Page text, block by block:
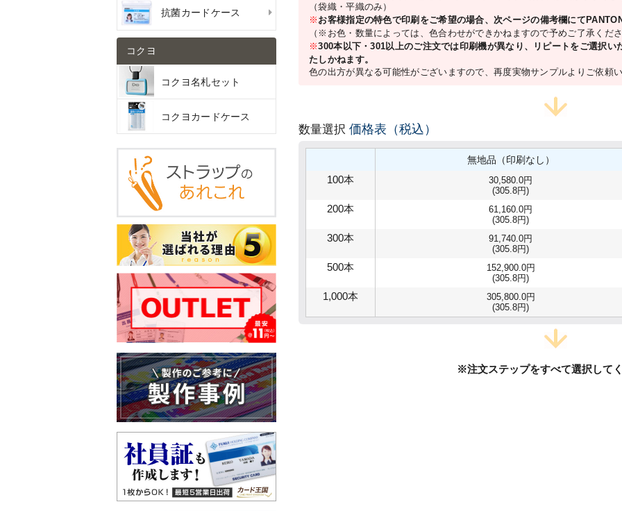
抗菌カードケース
コクヨ
コクヨ名札セット
コクヨカードケース
（袋織・平織のみ）
※ お客様指定の特色で印刷をご希望の場合、次ページの備考欄にて
（※お色・数量によっては、色合わせができかねますので予めご了承くだ
※300本以下・301以上のご注文では印刷機が異なり、リピートをご選択
たしかねます。
色の出方が異なる可能性がございますので、再度実物サンプルよりご依頼
数量選択 価格表（税込）
無地品（印刷なし）
100本
30,580.0円
(305.8円)
200本
61,160.0円
(305.8円)
300本
91,740.0円
(305.8円)
500本
152,900.0円
(305.8円)
1,000本
305,800.0円
(305.8円)
※注文ステップをすべて選択して